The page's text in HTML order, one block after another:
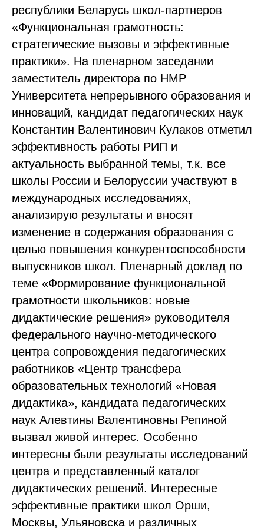
республики Беларусь школ-партнеров
«Функциональная грамотность:
стратегические вызовы и эффективные
практики». На пленарном заседании
заместитель директора по НМР
Университета непрерывного образования и
инноваций, кандидат педагогических наук
Константин Валентинович Кулаков отметил
эффективность работы РИП и
актуальность выбранной темы, т.к. все
школы России и Белоруссии участвуют в
международных исследованиях,
анализирую результаты и вносят
изменение в содержания образования с
целью повышения конкурентоспособности
выпускников школ. Пленарный доклад по
теме «Формирование функциональной
грамотности школьников: новые
дидактические решения» руководителя
федерального научно-методического
центра сопровождения педагогических
работников «Центр трансфера
образовательных технологий «Новая
дидактика», кандидата педагогических
наук Алевтины Валентиновны Репиной
вызвал живой интерес. Особенно
интересны были результаты исследований
центра и представленный каталог
дидактических решений. Интересные
эффективные практики школ Орши,
Москвы, Ульяновска и различных